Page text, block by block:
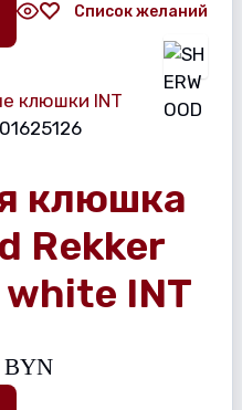
Список желаний
клюшки INT
клюшка
Rekker
INT
BYN